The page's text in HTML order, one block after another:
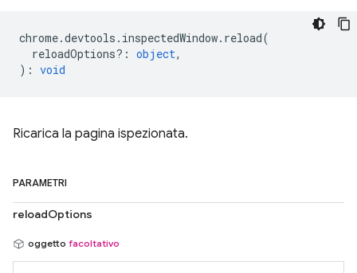
chrome.devtools . inspectedWindow. reload(
reloadOptions? : object,
) : void
Ricarica la pagina ispezionata.
PARAMETRI
reloadOptions
oggetto facoltativo